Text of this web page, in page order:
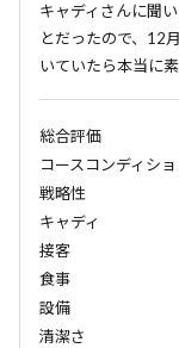
キャディさんに聞
とだったので、12
いていたら本当に
総合評価
コースコンディシ
戦略性
キャディ
接客
食事
設備
清潔さ